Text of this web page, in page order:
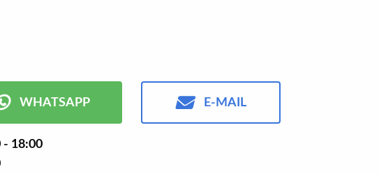
WHATSAPP E-MAIL
- 18:00